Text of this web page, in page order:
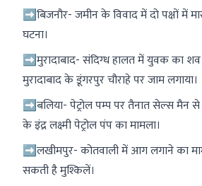
➡बिजनौर- जमीन के विवाद में दो पक्षों में
घटना।
➡मुरादाबाद- संदिग्ध हालत में युवक का शव
मुरादाबाद के डूंगरपुर चौराहे पर जाम लगाया।
➡बलिया- पेट्रोल पम्प पर तैनात सेल्स मैन से
के इंद्र लक्ष्मी पेट्रोल पंप का मामला।
➡लखीमपुर- कोतवाली में आग लगाने का
सकती है मुश्किलें।